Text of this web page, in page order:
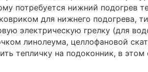
потребуется нижний подогрев
для нижнего подогрева,
электрическую грелку (для
линолеума, целлофановой
тепличку на подоконник, в этом